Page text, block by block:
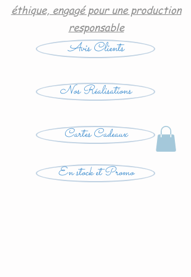
éthique, engagé pour une production
responsable
Avis Clients
Nos Réalisations
Cartes Cadeaux
En stock et Promo